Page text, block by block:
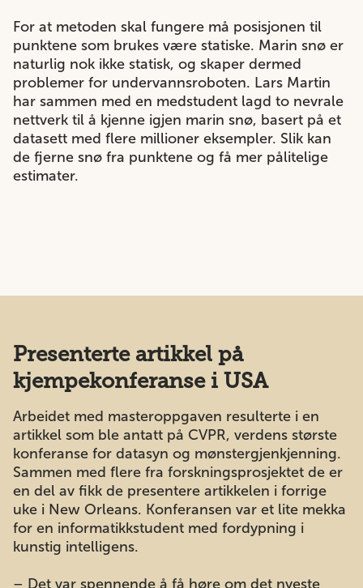
For at metoden skal fungere må posisjonen til
punktene som brukes være statiske. Marin snø er
naturlig nok ikke statisk, og skaper dermed
problemer for undervannsroboten. Lars Martin
har sammen med en medstudent lagd to nevrale
nettverk til å kjenne igjen marin snø, basert på et
datasett med flere millioner eksempler. Slik kan
de fjerne snø fra punktene og få mer pålitelige
estimater.
Presenterte artikkel på
kjempekonferanse i USA
Arbeidet med masteroppgaven resulterte i en
artikkel som ble antatt på CVPR, verdens største
konferanse for datasyn og mønstergjenkjenning.
Sammen med flere fra forskningsprosjektet de er
en del av fikk de presentere artikkelen i forrige
uke i New Orleans. Konferansen var et lite mekka
for en informatikkstudent med fordypning i
kunstig intelligens.
– Det var spennende å få høre om det nyeste